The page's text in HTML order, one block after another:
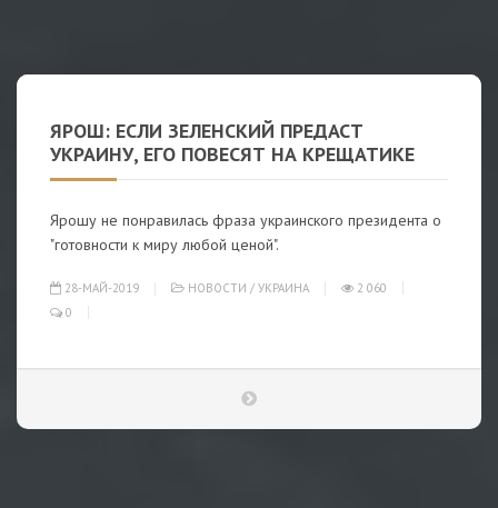
ЯРОШ: ЕСЛИ ЗЕЛЕНСКИЙ ПРЕДАСТ
УКРАИНУ, ЕГО ПОВЕСЯТ НА КРЕЩАТИКЕ
Ярошу не понравилась фраза украинского президента о
"готовности к миру любой ценой".
28-МАЙ-2019 НОВОСТИ / УКРАИНА
2 060
0